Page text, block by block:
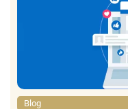
Blog